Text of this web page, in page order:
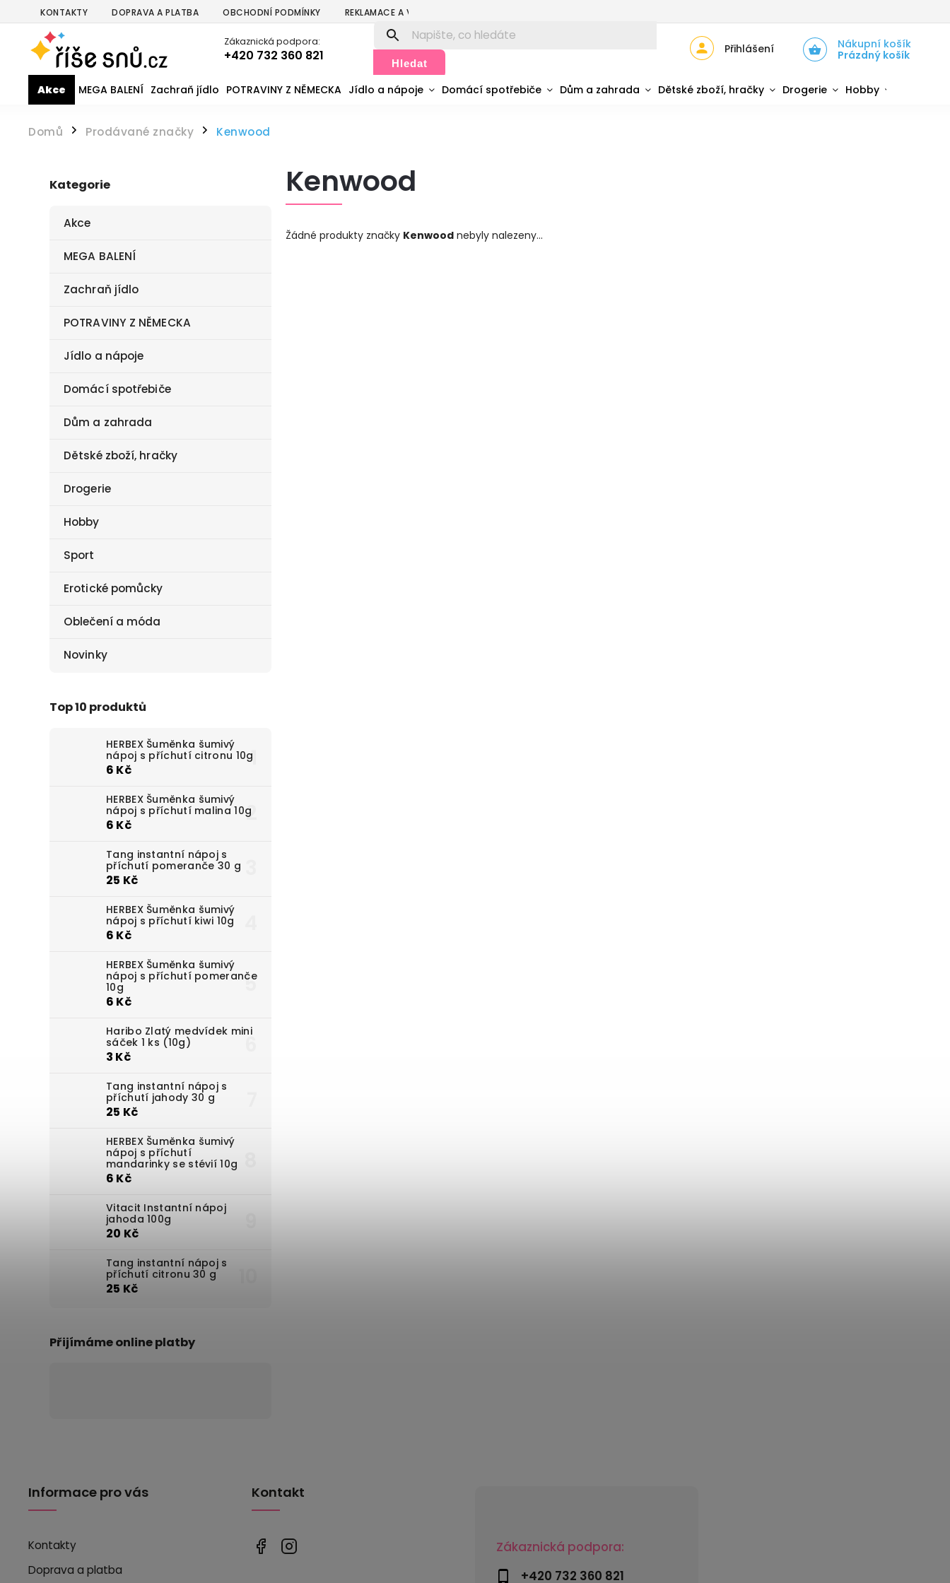
KONTAKTY DOPRAVA A PLATBA OBCHODNÍ PODMÍNKY REKLAMACE A VRÁCENÍ
Zákaznická podpora:
+420 732 360 821 Hledat
Nákupní košík
Prázdný košík
Přihlášení
Akce MEGA BALENÍ Zachraň jídlo POTRAVINY Z NĚMECKA Jídlo a nápoje Domácí spotřebiče Dům a zahrada Dětské zboží, hračky Drogerie Hobby
Domů / Prodávané značky / Kenwood
Kategorie
Akce
MEGA BALENÍ
Zachraň jídlo
POTRAVINY Z NĚMECKA
Jídlo a nápoje
Domácí spotřebiče
Dům a zahrada
Dětské zboží, hračky
Drogerie
Hobby
Sport
Erotické pomůcky
Oblečení a móda
Novinky
Top 10 produktů
HERBEX Šuměnka šumivý
nápoj s příchutí citronu 10g
6 Kč
HERBEX Šuměnka šumivý
nápoj s příchutí malina 10g
6 Kč
Tang instantní nápoj s
příchutí pomeranče 30 g
25 Kč
HERBEX Šuměnka šumivý
nápoj s příchutí kiwi 10g
6 Kč
HERBEX Šuměnka šumivý
nápoj s příchutí pomeranče
10g
6 Kč
Haribo Zlatý medvídek mini
sáček 1 ks (10g)
3 Kč
Tang instantní nápoj s
příchutí jahody 30 g
25 Kč
HERBEX Šuměnka šumivý
nápoj s příchutí
mandarinky se stévií 10g
6 Kč
Vitacit Instantní nápoj
jahoda 100g
20 Kč
Tang instantní nápoj s
příchutí citronu 30 g
25 Kč
Přijímáme online platby
Kenwood
Žádné produkty značky Kenwood nebyly nalezeny...
Zákaznická podpora:
+420 732 360 821
Informace pro vás
Kontakty
Doprava a platba
Kontakt